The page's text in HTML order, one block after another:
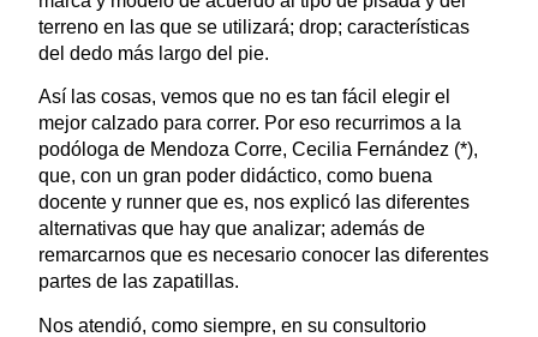
terreno en las que se utilizará; drop; características
del dedo más largo del pie.
Así las cosas, vemos que no es tan fácil elegir el
mejor calzado para correr. Por eso recurrimos a la
podóloga de Mendoza Corre, Cecilia Fernández (*),
que, con un gran poder didáctico, como buena
docente y runner que es, nos explicó las diferentes
alternativas que hay que analizar; además de
remarcarnos que es necesario conocer las diferentes
partes de las zapatillas.
Nos atendió, como siempre, en su consultorio